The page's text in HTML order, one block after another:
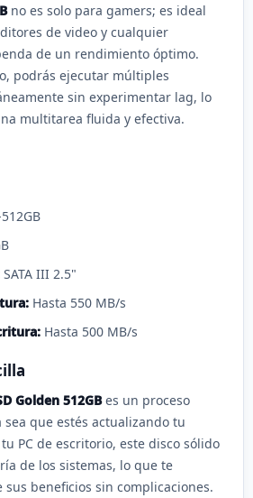
no es solo para gamers; es ideal
de video y cualquier
de un rendimiento óptimo.
podrás ejecutar múltiples
sin experimentar lag, lo
multitarea fluida y efectiva.
SATA III 2.5"
Hasta 550 MB/s
Hasta 500 MB/s
Golden 512GBes un proceso
sea que estés actualizando tu
PC de escritorio, este disco sólido
de los sistemas, lo que te
beneficios sin complicaciones.